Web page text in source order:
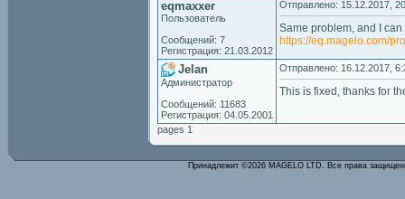
eqmaxxer
Пользователь
Сообщений: 7
Регистрация: 21.03.2012
Отправлено: 15.12.2017,
Same problem, and I
https://eq.magelo.com/
Jelan
Администратор
Сообщений: 11683
Регистрация: 04.05.2001
Отправлено: 16.12.2017,
This is fixed, thanks for
pages 1
Принадлежит ©2026 MAGELO LTD. Все права